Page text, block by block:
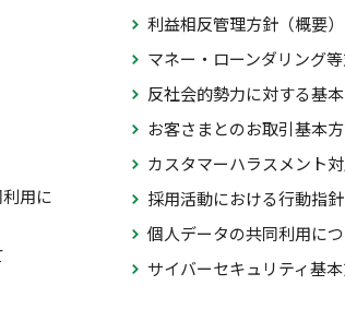
用に
利益相反管理方針（概要）
マネー・ローンダリング
反社会的勢力に対する基
お客さまとのお取引基本
カスタマーハラスメント
採用活動における行動指針
個人データの共同利用に
サイバーセキュリティ基